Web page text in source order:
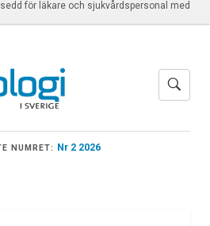
för läkare och sjukvårdspersonal med
NUMRET: Nr 2 2026